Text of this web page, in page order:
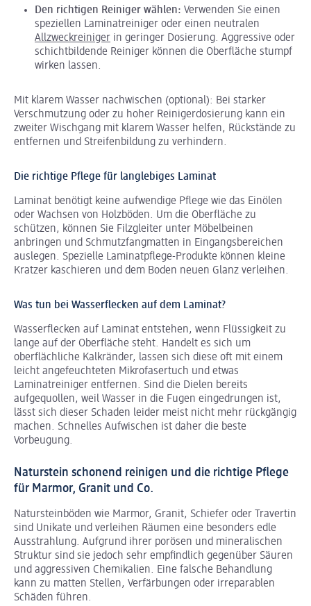
Den richtigen Reiniger wählen: Verwenden Sie einen
speziellen Laminatreiniger oder einen neutralen
Allzweckreiniger in geringer Dosierung. Aggressive oder
schichtbildende Reiniger können die Oberfläche stumpf
wirken lassen.
Mit klarem Wasser nachwischen (optional): Bei starker
Verschmutzung oder zu hoher Reinigerdosierung kann ein
zweiter Wischgang mit klarem Wasser helfen, Rückstände zu
entfernen und Streifenbildung zu verhindern.
Die richtige Pflege für langlebiges Laminat
Laminat benötigt keine aufwendige Pflege wie das Einölen
oder Wachsen von Holzböden. Um die Oberfläche zu
schützen, können Sie Filzgleiter unter Möbelbeinen
anbringen und Schmutzfangmatten in Eingangsbereichen
auslegen. Spezielle Laminatpflege-Produkte können kleine
Kratzer kaschieren und dem Boden neuen Glanz verleihen.
Was tun bei Wasserflecken auf dem Laminat?
Wasserflecken auf Laminat entstehen, wenn Flüssigkeit zu
lange auf der Oberfläche steht. Handelt es sich um
oberflächliche Kalkränder, lassen sich diese oft mit einem
leicht angefeuchteten Mikrofasertuch und etwas
Laminatreiniger entfernen. Sind die Dielen bereits
aufgequollen, weil Wasser in die Fugen eingedrungen ist,
lässt sich dieser Schaden leider meist nicht mehr rückgängig
machen. Schnelles Aufwischen ist daher die beste
Vorbeugung.
Naturstein schonend reinigen und die richtige Pflege
für Marmor, Granit und Co.
Natursteinböden wie Marmor, Granit, Schiefer oder Travertin
sind Unikate und verleihen Räumen eine besonders edle
Ausstrahlung. Aufgrund ihrer porösen und mineralischen
Struktur sind sie jedoch sehr empfindlich gegenüber Säuren
und aggressiven Chemikalien. Eine falsche Behandlung
kann zu matten Stellen, Verfärbungen oder irreparablen
Schäden führen.